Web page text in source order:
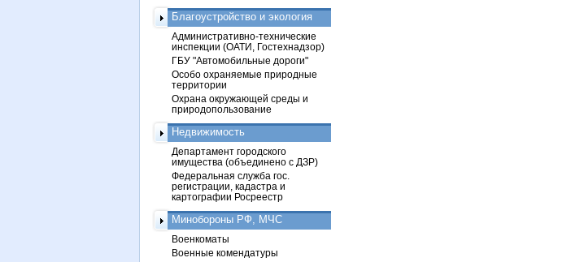
Благоустройство и экология
Административно-технические
инспекции (ОАТИ, Гостехнадзор)
ГБУ "Автомобильные дороги"
Особо охраняемые природные
территории
Охрана окружающей среды и
природопользование
Недвижимость
Департамент городского
имущества (объединено с ДЗР)
Федеральная служба гос.
регистрации, кадастра и
картографии Росреестр
Минобороны РФ, МЧС
Военкоматы
Военные комендатуры